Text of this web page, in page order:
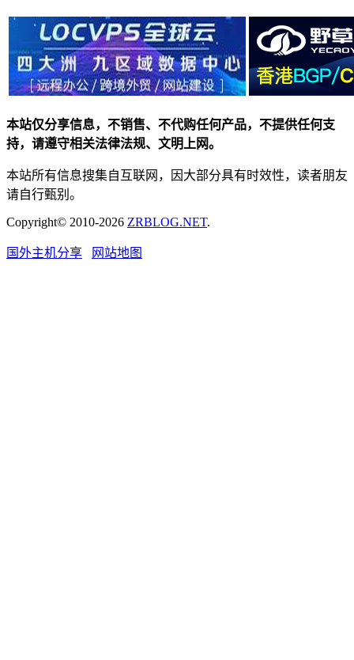
本站仅分享信息，不销售、不代购任何产品，不提供任何支
持，请遵守相关法律法规、文明上网。
本站所有信息搜集自互联网，因大部分具有时效性，读者朋友
请自行甄别。
Copyright© 2010-2026 ZRBLOG.NET.
国外主机分享 网站地图